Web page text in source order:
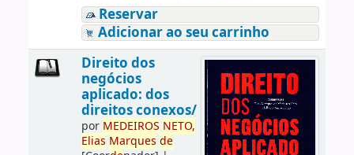
Reservar
Adicionar ao seu carrinho
Direito dos
negócios
aplicado: dos
direitos conexos/
por MEDEIROS NETO,
Elias Marques de